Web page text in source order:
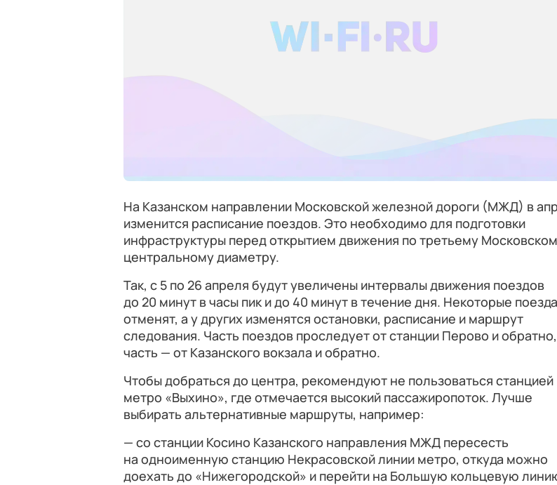
На Казанском направлении Московской железной дороги (МЖД) в
изменится расписание поездов. Это необходимо для подготовки
инфраструктуры перед открытием движения по третьему
центральному диаметру.
Так, с 5 по 26 апреля будут увеличены интервалы движения поездов
до 20 минут в часы пик и до 40 минут в течение дня. Некоторые поезда
отменят, а у других изменятся остановки, расписание и маршрут
следования. Часть поездов проследует от станции Перово и обратно,
часть — от Казанского вокзала и обратно.
Чтобы добраться до центра, рекомендуют не пользоваться станцией
метро «Выхино», где отмечается высокий пассажиропоток. Лучше
выбирать альтернативные маршруты, например:
— со станции Косино Казанского направления МЖД пересесть
на одноименную станцию Некрасовской линии метро, откуда можно
доехать до «Нижегородской» и перейти на Большую кольцевую